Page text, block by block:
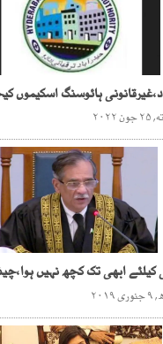
ہائوسنگ اسکیموں
۲۰۲۲
ابھی تک کچھ نہیں